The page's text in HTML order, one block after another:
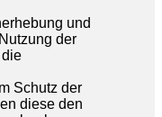
und
der
Schutz der
diese den